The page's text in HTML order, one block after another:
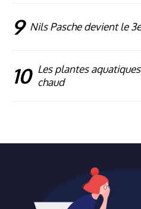
9 Nils Pasche devient le
10 Les plantes
chaud